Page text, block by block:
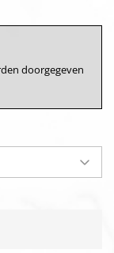
doorgegeven